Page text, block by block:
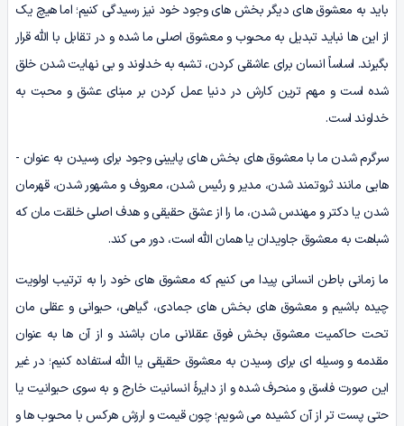
باید به معشوق ­های دیگر بخش ­های وجود خود نیز رسیدگی کنیم؛ اما هیچ یک
از این ها نباید تبدیل به محبوب و معشوق اصلی ما شده و در تقابل با الله قرار
بگیرند. اساساً انسان برای عاشقی کردن، تشبه به خداوند و بی ­نهایت شدن خلق
شده است و مهم­ ترین کارش در دنیا عمل کردن بر مبنای عشق و محبت به
خداوند است.
سرگرم شدن ما با معشوق ­های بخش ­های پایینی وجود برای رسیدن به عنوان ­
هایی مانند ثروتمند شدن، مدیر و رئیس شدن، معروف و مشهور شدن، قهرمان
شدن یا دکتر و مهندس شدن، ما را از عشق حقیقی و هدف اصلی خلقت‌ مان که
شباهت به معشوق جاویدان یا همان الله است، دور می­ کند.
ما زمانی باطن انسانی پیدا می ­کنیم که معشوق های خود را به ترتیب اولویت
چیده باشیم و معشوق ­های بخش ­های جمادی، گیاهی، حیوانی و عقلی ­مان
تحت حاکمیت معشوق بخش فوق عقلانی‌ مان باشند و از آن ­ها به عنوان
مقدمه و وسیله ­ای برای رسیدن به معشوق حقیقی یا الله استفاده کنیم؛ در غیر
این صورت فاسق و منحرف شده و از دایرۀ انسانیت خارج و به سوی حیوانیت یا
حتی پست ­تر از آن کشیده می ­شویم؛ چون قیمت و ارزش هرکس با محبوب ­ها و